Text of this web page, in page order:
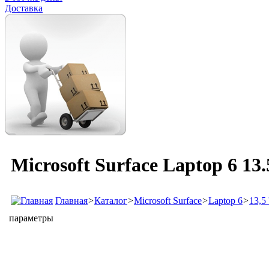
Доставка
Microsoft Surface Laptop 6
Главная>Каталог>Microsoft Surface>Laptop 6>13,5
параметры